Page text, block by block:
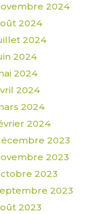
2024
2024
2024
2024
2024
2024
2024
2024
2023
2023
2023
2023
2023